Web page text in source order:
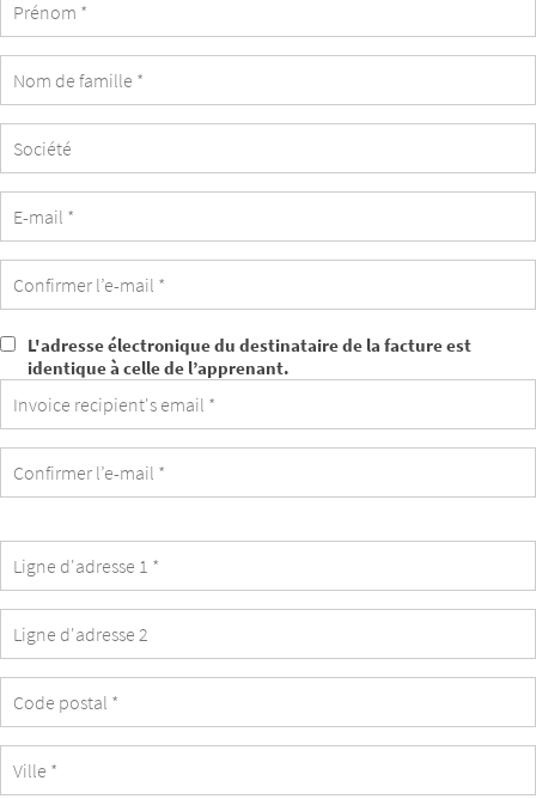
L'adresse
électronique
destinataire
la
identique
à
celle
de
l’apprenant.
L'adresse électronique du destinataire de la facture est
identique à celle de l’apprenant.